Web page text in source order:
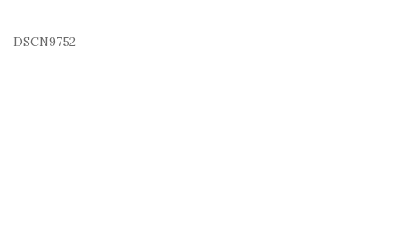
DSCN9752